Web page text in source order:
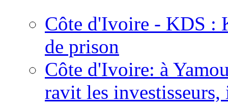
Côte d'Ivoire - KDS :
de prison
Côte d'Ivoire: à
ravit les